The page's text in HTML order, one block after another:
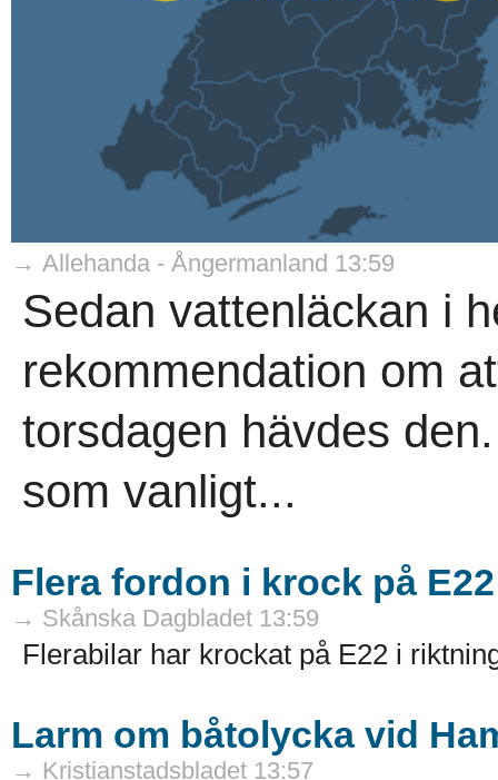
→ Allehanda - Ångermanland 13:59
Sedan vattenläckan i
rekommendation om
torsdagen hävdes
som vanligt...
Flera fordon i krock på E22
→ Skånska Dagbladet 13:59
Flerabilar har krockat på E22 i
Larm om båtolycka vid
→ Kristianstadsbladet 13:57